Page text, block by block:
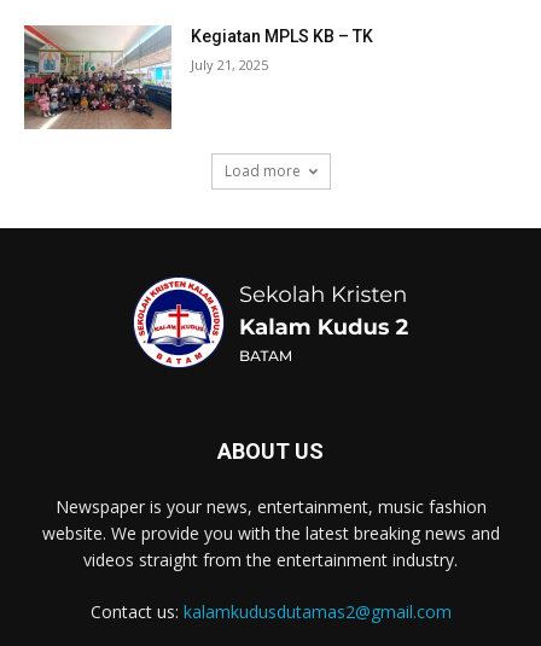
Kegiatan MPLS KB – TK
July 21, 2025
Load more
ABOUT US
Newspaper is your news, entertainment, music fashion
website. We provide you with the latest breaking news and
videos straight from the entertainment industry.
Contact us: kalamkudusdutamas2@gmail.com